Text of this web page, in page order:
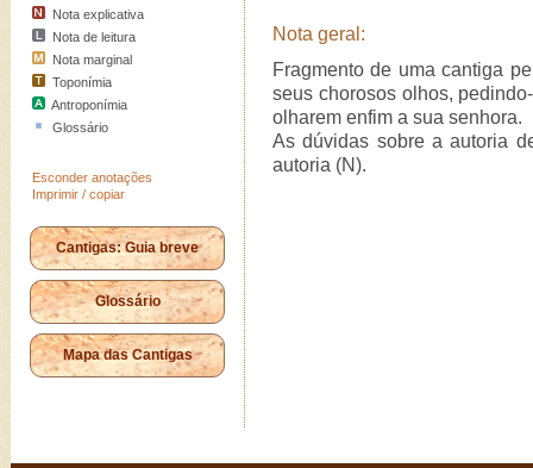
Nota explicativa
Nota de leitura
Nota marginal
Toponímia
Antroponímia
Glossário
Esconder anotações
Imprimir / copiar
Cantigas: Guia breve
Glossário
Mapa das Cantigas
Nota geral:
Fragmento de uma cantiga
seus chorosos olhos,
olharem enfim a sua senhora.
As dúvidas sobre a autoria
autoria (N).